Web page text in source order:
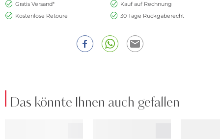
Gratis Versand*
Kauf auf Rechnung
Kostenlose Retoure
30 Tage Rückgaberecht
Das könnte Ihnen auch gefallen